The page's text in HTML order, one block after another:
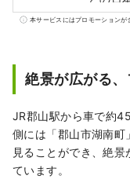
また、
観、日
ている
ィを体
スター
す。
本サービスにはプロモーションが
絶景が広がる、
JR郡山駅から車で約
側には「郡山市湖南町
見ることができ、絶
ています。